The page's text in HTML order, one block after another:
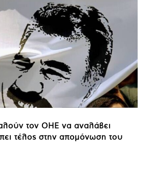
τον ΟΗΕ να αναλάβει
τέλος στην απομόνωση του